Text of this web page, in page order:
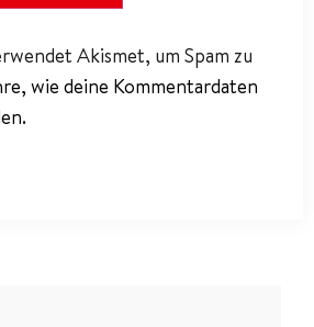
Akismet, um Spam zu
wie deine Kommentardaten